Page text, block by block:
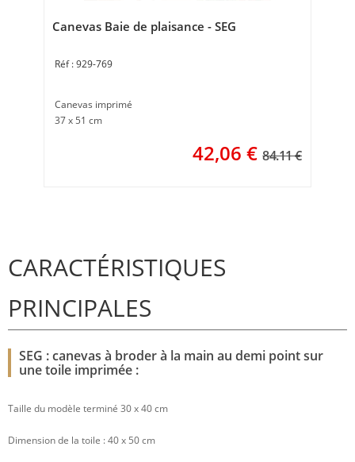
Canevas Baie de plaisance - SEG
929-769
Canevas imprimé
37 x 51 cm
42,06 € 84.11 €
CARACTÉRISTIQUES
PRINCIPALES
SEG : canevas à broder à la main au demi point sur
une toile imprimée :
Taille du modèle terminé 30 x 40 cm
Dimension de la toile : 40 x 50 cm